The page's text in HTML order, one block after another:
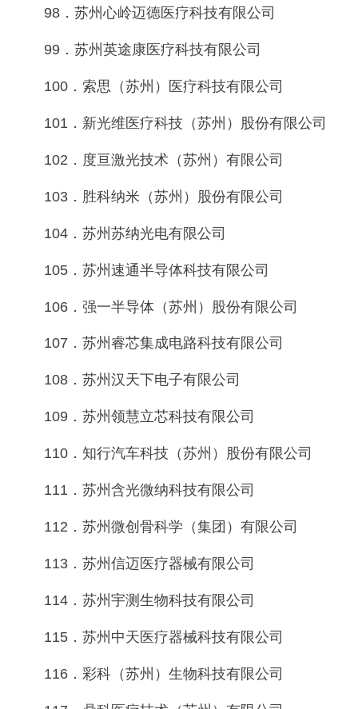
98．苏州心岭迈德医疗科技有限公司
99．苏州英途康医疗科技有限公司
100．索思（苏州）医疗科技有限公司
101．新光维医疗科技（苏州）股份有限公司
102．度亘激光技术（苏州）有限公司
103．胜科纳米（苏州）股份有限公司
104．苏州苏纳光电有限公司
105．苏州速通半导体科技有限公司
106．强一半导体（苏州）股份有限公司
107．苏州睿芯集成电路科技有限公司
108．苏州汉天下电子有限公司
109．苏州领慧立芯科技有限公司
110．知行汽车科技（苏州）股份有限公司
111．苏州含光微纳科技有限公司
112．苏州微创骨科学（集团）有限公司
113．苏州信迈医疗器械有限公司
114．苏州宇测生物科技有限公司
115．苏州中天医疗器械科技有限公司
116．彩科（苏州）生物科技有限公司